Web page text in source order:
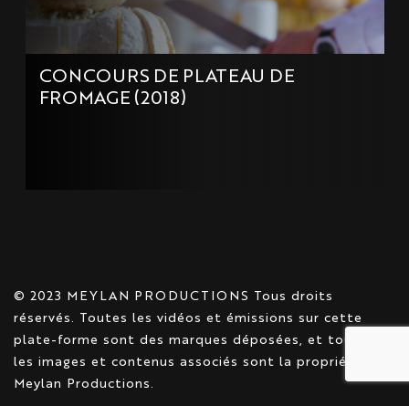
CONCOURS DE PLATEAU DE
FROMAGE (2018)
© 2023 MEYLAN PRODUCTIONS Tous droits
réservés. Toutes les vidéos et émissions sur cette
plate-forme sont des marques déposées, et toutes
les images et contenus associés sont la propriété de
Meylan Productions.